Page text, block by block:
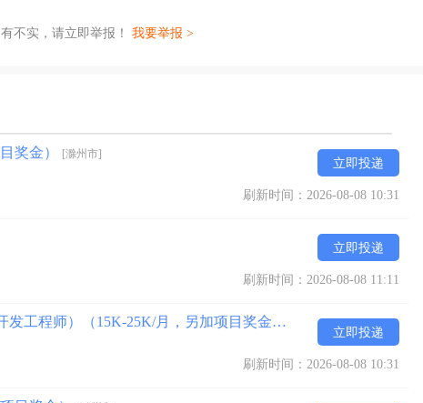
不实，请立即举报！ 我要举报 >
奖金） [滁州市]
立即投递
刷新时间：2026-08-08 10:31
立即投递
刷新时间：2026-08-08 11:11
IOT电子硬件开发工程师（通讯模块）（电子开发工程师）（15K-25K/月，另加项目奖金） [滁州市]
立即投递
刷新时间：2026-08-08 10:31